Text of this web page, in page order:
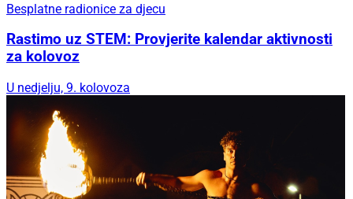
Besplatne radionice za djecu
Rastimo uz STEM: Provjerite kalendar aktivnosti
za kolovoz
U nedjelju, 9. kolovoza